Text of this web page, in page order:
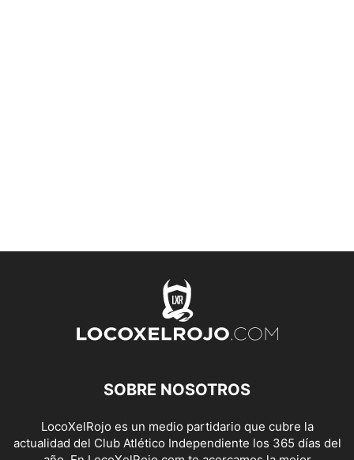
SOBRE NOSOTROS
LocoXelRojo es un medio partidario que cubre la
actualidad del Club Atlético Independiente los 365 días del